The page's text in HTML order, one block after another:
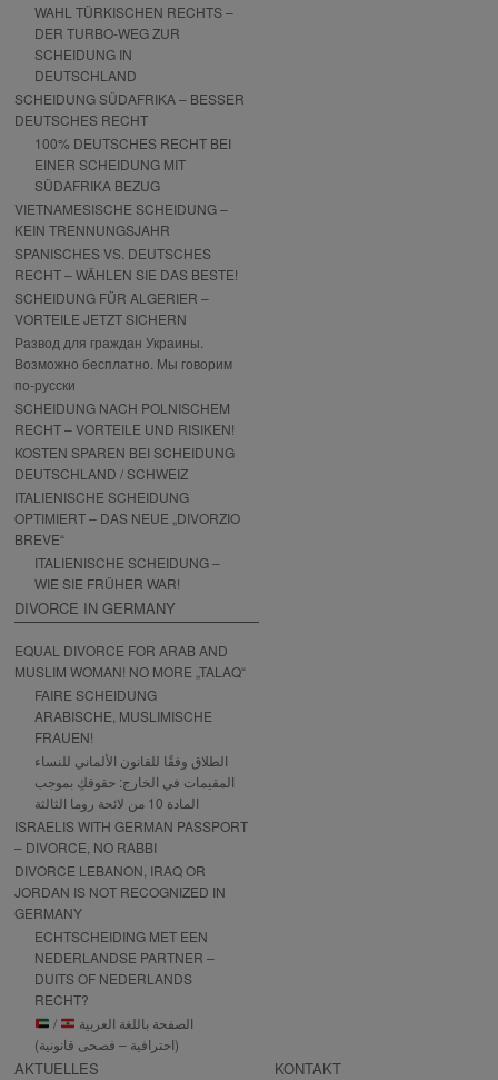
WAHL TÜRKISCHEN RECHTS –
DER TURBO-WEG ZUR
SCHEIDUNG IN
DEUTSCHLAND
SCHEIDUNG SÜDAFRIKA – BESSER
DEUTSCHES RECHT
100% DEUTSCHES RECHT BEI
EINER SCHEIDUNG MIT
SÜDAFRIKA BEZUG
VIETNAMESISCHE SCHEIDUNG –
KEIN TRENNUNGSJAHR
SPANISCHES VS. DEUTSCHES
RECHT – WÄHLEN SIE DAS BESTE!
SCHEIDUNG FÜR ALGERIER –
VORTEILE JETZT SICHERN
Развод для граждан Украины.
Возможно бесплатно. Мы говорим
по-русски
SCHEIDUNG NACH POLNISCHEM
RECHT – VORTEILE UND RISIKEN!
KOSTEN SPAREN BEI SCHEIDUNG
DEUTSCHLAND / SCHWEIZ
ITALIENISCHE SCHEIDUNG
OPTIMIERT – DAS NEUE „DIVORZIO
BREVE“
ITALIENISCHE SCHEIDUNG –
WIE SIE FRÜHER WAR!
DIVORCE IN GERMANY
EQUAL DIVORCE FOR ARAB AND
MUSLIM WOMAN! NO MORE „TALAQ“
FAIRE SCHEIDUNG
ARABISCHE, MUSLIMISCHE
FRAUEN!
الطلاق وفقًا للقانون الألماني للنساء
المقيمات في الخارج: حقوقكِ بموجب
المادة 10 من لائحة روما الثالثة
ISRAELIS WITH GERMAN PASSPORT
– DIVORCE, NO RABBI
DIVORCE LEBANON, IRAQ OR
JORDAN IS NOT RECOGNIZED IN
GERMANY
ECHTSCHEIDING MET EEN
NEDERLANDSE PARTNER –
DUITS OF NEDERLANDS
RECHT?
/
(احترافية – فصحى قانونية)
AKTUELLES KONTAKT